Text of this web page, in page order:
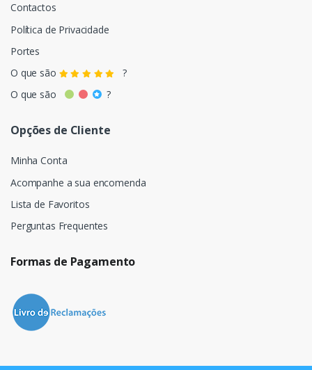
Contactos
Política de Privacidade
Portes
O que são
?
O que são
?
Opções de Cliente
Minha Conta
Acompanhe a sua encomenda
Lista de Favoritos
Perguntas Frequentes
Formas de Pagamento